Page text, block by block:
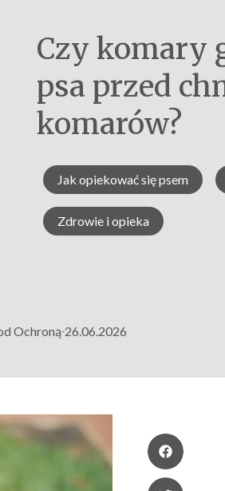
Czy komary
psa przed
komarów?
Jak opiekować się psem
Zdrowie i opieka
Ochroną 26.06.2026